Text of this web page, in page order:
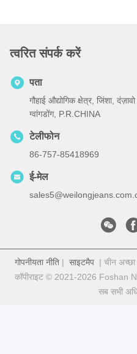
त्वरित संपर्क करें
पता
गौहाई औद्योगिक क्षेत्र, जिंशा,
ग्वांगडोंग, P.R.CHINA
टेलीफोन
86-757-85418969
ई-मेल
गोपनीयता नीति | साइटमैप | चीन अच्छा
कॉपीराइट © 2021-2026 Foshan
सब सभी